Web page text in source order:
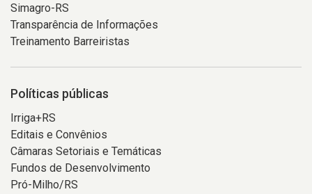
Simagro-RS
Transparência de Informações
Treinamento Barreiristas
Políticas públicas
Irriga+RS
Editais e Convênios
Câmaras Setoriais e Temáticas
Fundos de Desenvolvimento
Pró-Milho/RS